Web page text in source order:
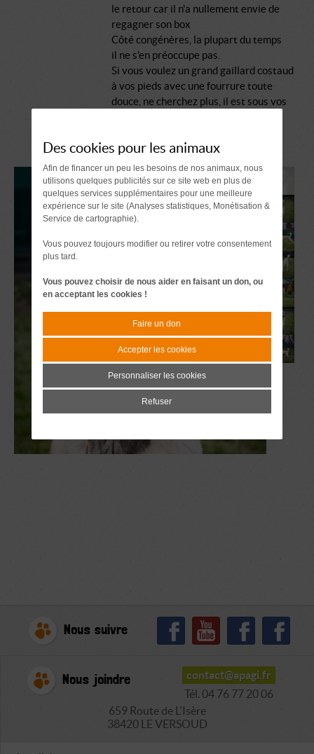
le retour car il n'a nullement envie de
regagner son box
Côté congénères, la plupart du temps
il ne s'en préoccupe pas.
Si vous voulez un grand gaillard costaud
à vos pieds avec une fourrure toute
douce, ne cherchez plus, il est sous vos
Nous suivre
Nous joindre
contact@apagi.fr
Tél. 04 76 77 20 06
659 Route de L'Isère
38420 LE VERSOUD
Des cookies pour les animaux
Afin de financer un peu les besoins de nos animaux, nous
utilisons quelques publicités sur ce site web en plus de
quelques services supplémentaires pour une meilleure
expérience sur le site (Analyses statistiques, Monétisation &
Service de cartographie).
Vous pouvez toujours modifier ou retirer votre consentement
plus tard.
Vous pouvez choisir de nous aider en faisant un don, ou
en acceptant les cookies !
Faire un don
Accepter les cookies
Personnaliser les cookies
Refuser